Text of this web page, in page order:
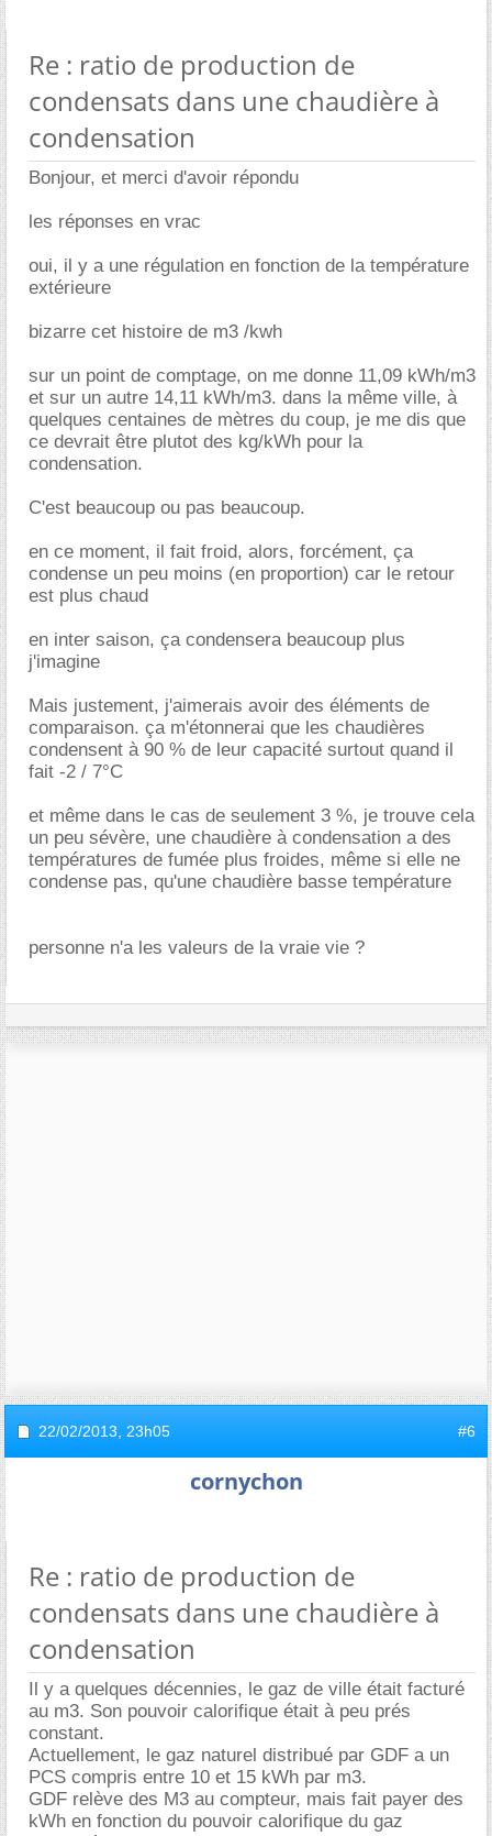
Re : ratio de production de
condensats dans une chaudière à
condensation
Bonjour, et merci d'avoir répondu
les réponses en vrac
oui, il y a une régulation en fonction de la température
extérieure
bizarre cet histoire de m3 /kwh
sur un point de comptage, on me donne 11,09 kWh/m3
et sur un autre 14,11 kWh/m3. dans la même ville, à
quelques centaines de mètres du coup, je me dis que
ce devrait être plutot des kg/kWh pour la
condensation.
C'est beaucoup ou pas beaucoup.
en ce moment, il fait froid, alors, forcément, ça
condense un peu moins (en proportion) car le retour
est plus chaud
en inter saison, ça condensera beaucoup plus
j'imagine
Mais justement, j'aimerais avoir des éléments de
comparaison. ça m'étonnerai que les chaudières
condensent à 90 % de leur capacité surtout quand il
fait -2 / 7°C
et même dans le cas de seulement 3 %, je trouve cela
un peu sévère, une chaudière à condensation a des
températures de fumée plus froides, même si elle ne
condense pas, qu'une chaudière basse température
personne n'a les valeurs de la vraie vie ?
22/02/2013, 23h05 #6
cornychon
Re : ratio de production de
condensats dans une chaudière à
condensation
Il y a quelques décennies, le gaz de ville était facturé
au m3. Son pouvoir calorifique était à peu prés
constant.
Actuellement, le gaz naturel distribué par GDF a un
PCS compris entre 10 et 15 kWh par m3.
GDF relève des M3 au compteur, mais fait payer des
kWh en fonction du pouvoir calorifique du gaz